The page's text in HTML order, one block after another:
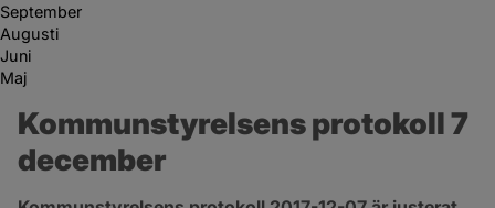
September
Augusti
Juni
Maj
Kommunstyrelsens protokoll 7
december